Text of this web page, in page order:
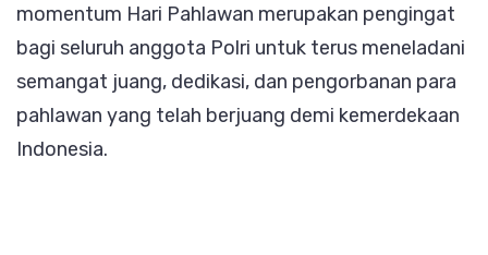
momentum Hari Pahlawan merupakan pengingat
bagi seluruh anggota Polri untuk terus meneladani
semangat juang, dedikasi, dan pengorbanan para
pahlawan yang telah berjuang demi kemerdekaan
Indonesia.